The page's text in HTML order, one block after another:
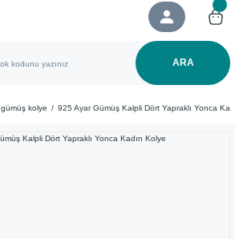
ARA
gümüş kolye 925 Ayar Gümüş Kalpli Dört Yapraklı Yonca